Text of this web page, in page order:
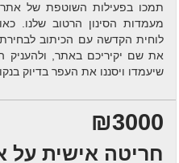
תמכו בפעילות השוטפת של
מעמדות הסינון הרטוב שלנו.
לוחית הקדשה עם הכיתוב
את שם יקיריכם באתר, ולהעניק
שיעמדו ויסננו את העפר בדיוק
₪3000
חריטה אישית על